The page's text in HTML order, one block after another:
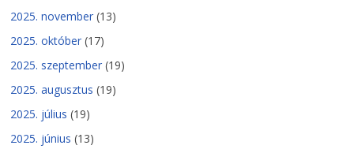
2025. november (13)
2025. október (17)
2025. szeptember (19)
2025. augusztus (19)
2025. július (19)
2025. június (13)